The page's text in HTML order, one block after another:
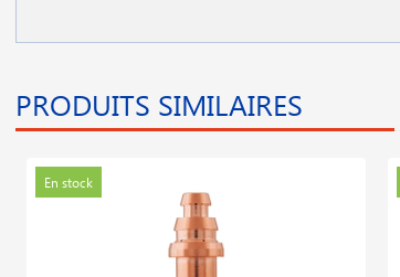
PRODUITS SIMILAIRES
En stock